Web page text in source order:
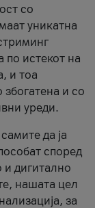
со
уникатна
по истекот на
и тоа
и со
уреди.
да ја
според
дигитално
нашата цел
за